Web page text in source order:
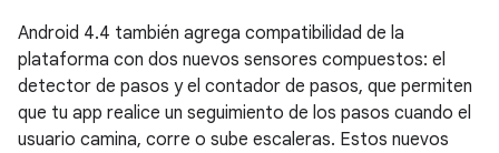
Android 4.4 también agrega compatibilidad de la
plataforma con dos nuevos sensores compuestos: el
detector de pasos y el contador de pasos, que permiten
que tu app realice un seguimiento de los pasos cuando el
usuario camina, corre o sube escaleras. Estos nuevos